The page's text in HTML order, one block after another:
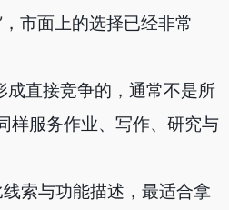
市面上的选择已经非常
直接竞争的，通常不是所
样服务作业、写作、研究与
索与功能描述，最适合拿